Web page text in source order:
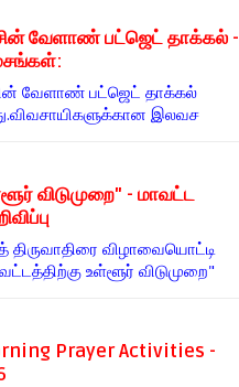
வேளாண் பட்ஜெட் தாக்கல் -
வேளாண் பட்ஜெட் தாக்கல்
இலவச
விடுமுறை" - மாவட்ட
திருவாதிரை விழாவையொட்டி
உள்ளூர் விடுமுறை"
Prayer Activities -